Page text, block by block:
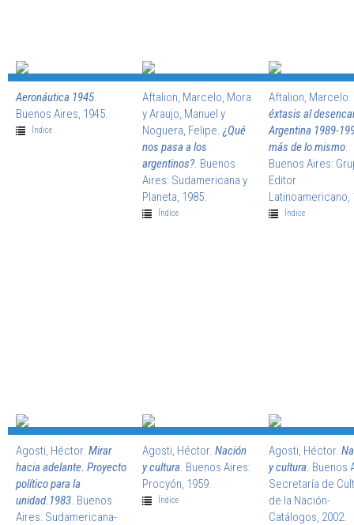
Aeronáutica 1945.
Buenos Aires, 1945.
Índice
Aftalion, Marcelo, Mora
y Araujo, Manuel y
Noguera, Felipe. ¿Qué
nos pasa a los
argentinos?. Buenos
Aires: Sudamericana y
Planeta, 1985.
Índice
Aftalion, Marcelo.
éxtasis al
Argentina 1989-
más de lo mismo.
Buenos Aires:
Editor
Latinoamericano,
Índice
Agosti, Héctor. Mirar
hacia adelante. Proyecto
político para la
unidad.1983. Buenos
Aires: Sudamericana-
Agosti, Héctor. Nación
y cultura. Buenos Aires:
Procyón, 1959.
Índice
Agosti, Héctor.
y cultura. Buenos
Secretaría de
de la Nación-
Catálogos, 2002.